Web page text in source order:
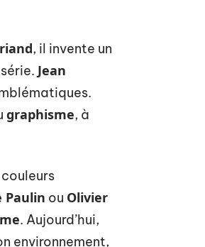
, il invente un
Jean
graphisme, à
Paulin ou Olivier
. Aujourd’hui,
environnement,